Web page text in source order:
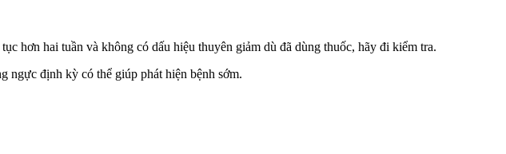
hơn hai tuần và không có dấu hiệu thuyên giảm dù đã dùng thuốc, hãy đi kiểm tra.
ngực định kỳ có thể giúp phát hiện bệnh sớm.